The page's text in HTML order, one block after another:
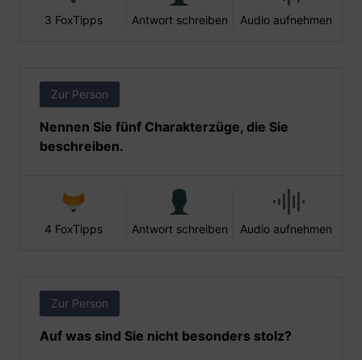
3 FoxTipps Antwort schreiben Audio aufnehmen
Zur Person
Nennen Sie fünf Charakterzüge, die Sie
beschreiben.
4 FoxTipps Antwort schreiben Audio aufnehmen
Zur Person
Auf was sind Sie nicht besonders stolz?